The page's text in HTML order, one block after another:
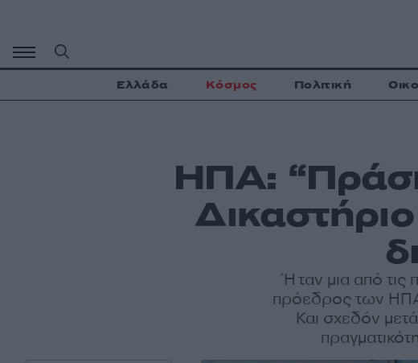
περιεχόμενο
Ελλάδα Κόσμος Πολιτική
ΗΠΑ:
Ήταν μια από
πρόεδρος των ΗΠΑ:
Και σχεδόν